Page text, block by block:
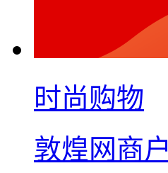
时尚购物
敦煌网商户